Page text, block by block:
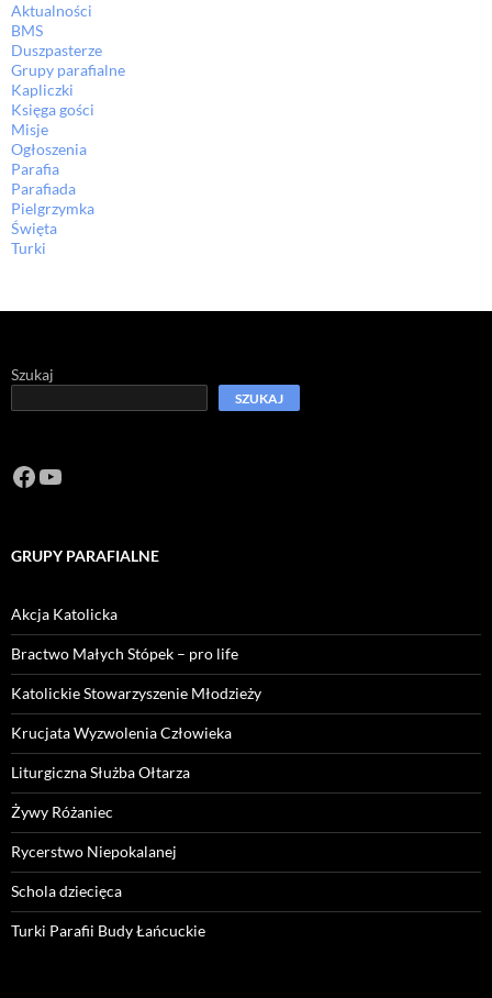
Aktualności
BMS
Duszpasterze
Grupy parafialne
Kapliczki
Księga gości
Misje
Ogłoszenia
Parafia
Parafiada
Pielgrzymka
Święta
Turki
Szukaj
SZUKAJ
Facebook
https://www.youtube.com/channel/
GRUPY PARAFIALNE
Akcja Katolicka
Bractwo Małych Stópek – pro life
Katolickie Stowarzyszenie Młodzieży
Krucjata Wyzwolenia Człowieka
Liturgiczna Służba Ołtarza
Żywy Różaniec
Rycerstwo Niepokalanej
Schola dziecięca
Turki Parafii Budy Łańcuckie